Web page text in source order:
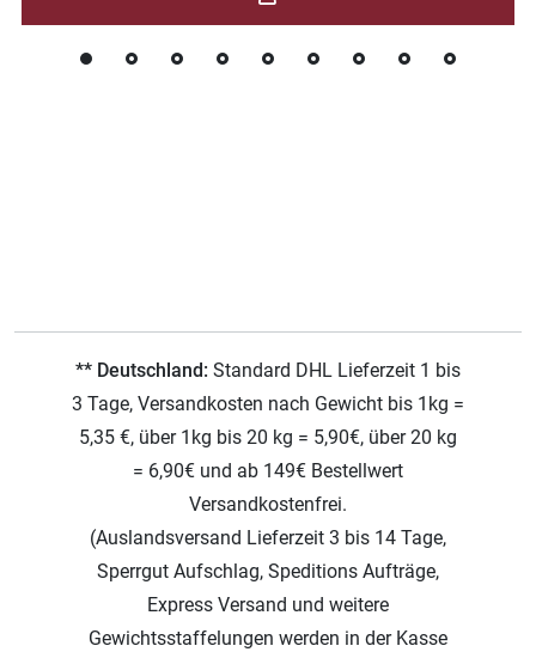
** Deutschland: Standard DHL Lieferzeit 1 bis
3 Tage, Versandkosten nach Gewicht bis 1kg =
5,35 €, über 1kg bis 20 kg = 5,90€, über 20 kg
= 6,90€ und ab 149€ Bestellwert
Versandkostenfrei.
(Auslandsversand Lieferzeit 3 bis 14 Tage,
Sperrgut Aufschlag, Speditions Aufträge,
Express Versand und weitere
Gewichtsstaffelungen werden in der Kasse